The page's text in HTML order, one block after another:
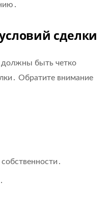
сделки
должны быть четко
Обратите внимание